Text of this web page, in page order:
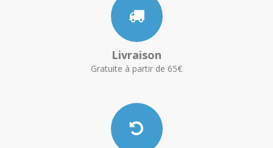
Livraison
Gratuite à partir de 65€